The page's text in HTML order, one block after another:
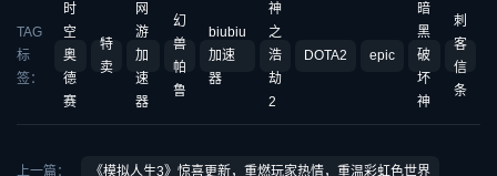
TAG
标
签：
时
空
奥
德
赛
特
卖
网
游
加
速
器
幻
兽
帕
鲁
biubiu
加速
器
神
之
浩
劫
2
DOTA2 epic
暗
黑
破
坏
神
刺
客
信
条
上一篇： 《模拟人生3》惊喜更新，重燃玩家热情，重温彩虹色世界